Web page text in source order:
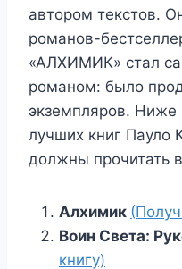
автором текстов.
романов-
«АЛХИМИК» стал
романом: было
экземпляров. Ниже
лучших книг Пауло
должны прочитать
Алхимик
Воин Света:
книгу)